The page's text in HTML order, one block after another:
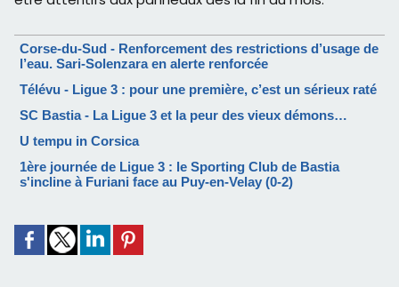
Corse-du-Sud - Renforcement des restrictions d’usage de
l’eau. Sari-Solenzara en alerte renforcée
Télévu - Ligue 3 : pour une première, c’est un sérieux raté
SC Bastia - La Ligue 3 et la peur des vieux démons…
U tempu in Corsica
1ère journée de Ligue 3 : le Sporting Club de Bastia
s'incline à Furiani face au Puy-en-Velay (0-2)